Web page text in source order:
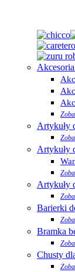
Artykuły
Artykuły
Artykuły
Barierki
Bramka
Chusty